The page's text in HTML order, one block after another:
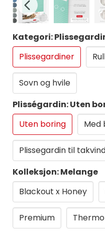
Kategori:
Plissegardiner
Sovn og hvile
Plisségardin: Uten
Uten boring
Med
Plissegardin til
Kolleksjon: Melange
Blackout x Honey
Premium Thermo